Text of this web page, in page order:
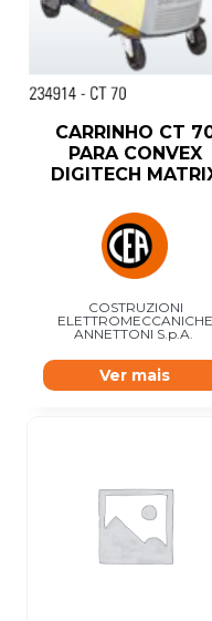
CARRINHO CT
PARA CONVEX
DIGITECH
COSTRUZIONI
ELETTROMECCANICHE
ANNETTONI S.p.A.
Ver mais